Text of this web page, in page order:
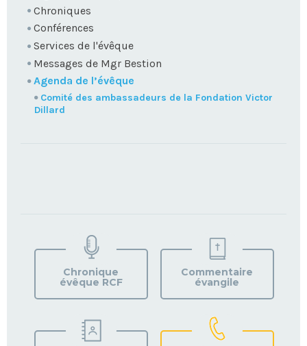
Chroniques
Conférences
Services de l'évêque
Messages de Mgr Bestion
Agenda de l’évêque
Comité des ambassadeurs de la Fondation Victor
Dillard
VOTRE
PAROISSE
Chronique
évêque RCF
Commentaire
évangile